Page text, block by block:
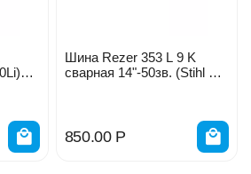
Шина Rezer 353 L 9 K
сварная 14"-50зв. (Stihl MS
850.00 Р